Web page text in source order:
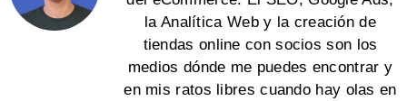
la Analítica Web y la creación de
tiendas online con socios son los
medios dónde me puedes encontrar y
en mis ratos libres cuando hay olas en